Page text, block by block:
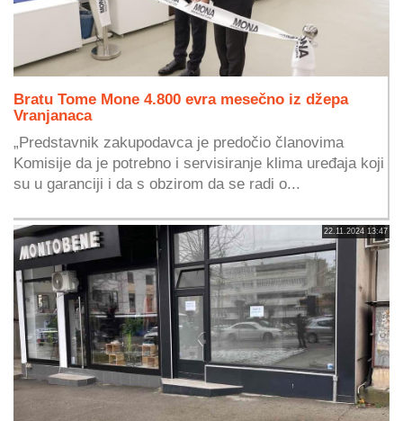
Bratu Tome Mone 4.800 evra mesečno iz džepa
Vranjanaca
„Predstavnik zakupodavca je predočio članovima
Komisije da je potrebno i servisiranje klima uređaja koji
su u garanciji i da s obzirom da se radi o...
22.11.2024 13:47